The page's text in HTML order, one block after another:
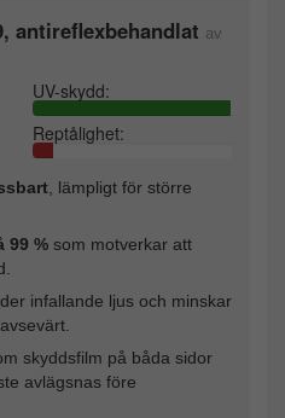
antireflexbehandlat av
UV-skydd:
Reptålighet:
, lämpligt för större
99 % som motverkar att
infallande ljus och minskar
skyddsfilm på båda sidor
avlägsnas före